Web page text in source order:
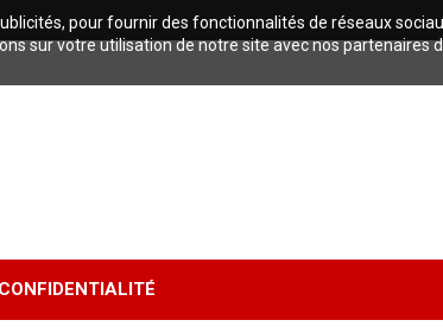
pour fournir des fonctionnalités de réseaux
sur votre utilisation de notre site avec nos partenaires